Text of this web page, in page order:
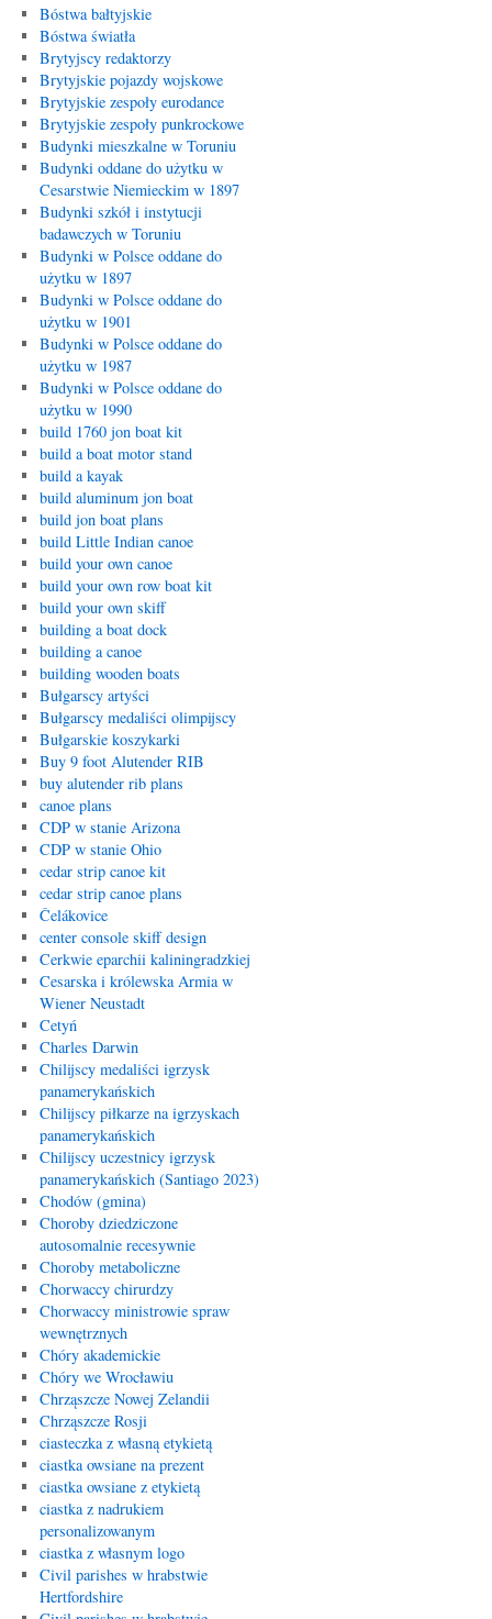
Bóstwa bałtyjskie
Bóstwa światła
Brytyjscy redaktorzy
Brytyjskie pojazdy wojskowe
Brytyjskie zespoły eurodance
Brytyjskie zespoły punkrockowe
Budynki mieszkalne w Toruniu
Budynki oddane do użytku w
Cesarstwie Niemieckim w 1897
Budynki szkół i instytucji
badawczych w Toruniu
Budynki w Polsce oddane do
użytku w 1897
Budynki w Polsce oddane do
użytku w 1901
Budynki w Polsce oddane do
użytku w 1987
Budynki w Polsce oddane do
użytku w 1990
build 1760 jon boat kit
build a boat motor stand
build a kayak
build aluminum jon boat
build jon boat plans
build Little Indian canoe
build your own canoe
build your own row boat kit
build your own skiff
building a boat dock
building a canoe
building wooden boats
Bułgarscy artyści
Bułgarscy medaliści olimpijscy
Bułgarskie koszykarki
Buy 9 foot Alutender RIB
buy alutender rib plans
canoe plans
CDP w stanie Arizona
CDP w stanie Ohio
cedar strip canoe kit
cedar strip canoe plans
Čelákovice
center console skiff design
Cerkwie eparchii kaliningradzkiej
Cesarska i królewska Armia w
Wiener Neustadt
Cetyń
Charles Darwin
Chilijscy medaliści igrzysk
panamerykańskich
Chilijscy piłkarze na igrzyskach
panamerykańskich
Chilijscy uczestnicy igrzysk
panamerykańskich (Santiago 2023)
Chodów (gmina)
Choroby dziedziczone
autosomalnie recesywnie
Choroby metaboliczne
Chorwaccy chirurdzy
Chorwaccy ministrowie spraw
wewnętrznych
Chóry akademickie
Chóry we Wrocławiu
Chrząszcze Nowej Zelandii
Chrząszcze Rosji
ciasteczka z własną etykietą
ciastka owsiane na prezent
ciastka owsiane z etykietą
ciastka z nadrukiem
personalizowanym
ciastka z własnym logo
Civil parishes w hrabstwie
Hertfordshire